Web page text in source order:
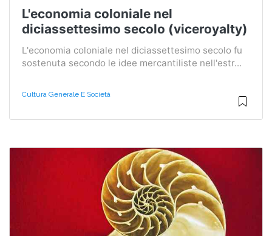
L'economia coloniale nel
diciassettesimo secolo (viceroyalty)
L'economia coloniale nel diciassettesimo secolo fu
sostenuta secondo le idee mercantiliste nell'estr...
Cultura Generale E Società